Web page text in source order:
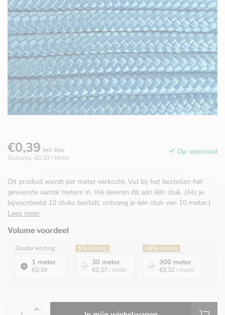
€0,39 Incl. btw
Stukprijs: €0,39 / Meter
Op voorraad
Dit product wordt per meter verkocht. Vul bij het bestellen het
gewenste aantal meters in. We leveren dit aan één stuk. (Als je
bijvoorbeeld 10 stuks bestelt, ontvang je één stuk van 10 meter.)
Lees meer.
Volume voordeel
Zonder korting
1 meter
€0,39
5% Korting
30 meter
€0,37 / meter
18% Korting
300 meter
€0,32/ meter